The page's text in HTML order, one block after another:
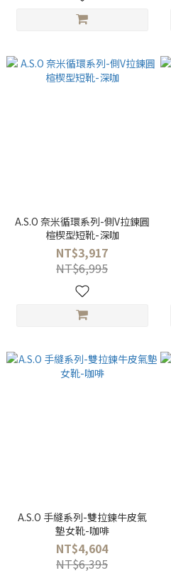
A.S.O 奈米循環系列-側V拉鍊圓
楦楔型短靴-深咖
NT$3,917
NT$6,995
A.S.O 手縫系列-雙拉鍊牛皮氣
墊女靴-咖啡
NT$4,604
NT$6,395